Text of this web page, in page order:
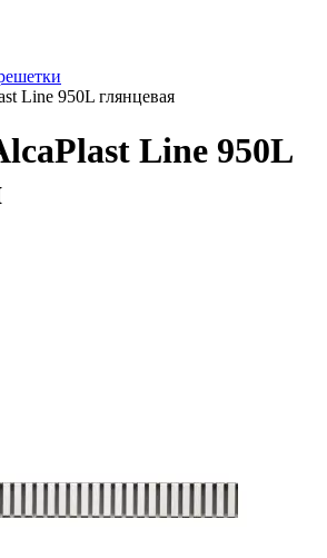
Line 950L глянцевая
Line 950L